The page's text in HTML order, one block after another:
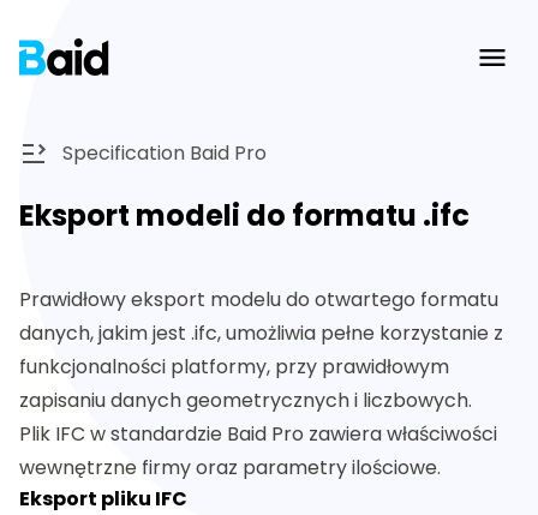
Specification Baid Pro
Eksport modeli do formatu .ifc
Prawidłowy eksport modelu do otwartego formatu
danych, jakim jest .ifc, umożliwia pełne korzystanie z
funkcjonalności platformy, przy prawidłowym
zapisaniu danych geometrycznych i liczbowych.
Plik IFC w standardzie Baid Pro zawiera właściwości
wewnętrzne firmy oraz parametry ilościowe.
Eksport pliku IFC